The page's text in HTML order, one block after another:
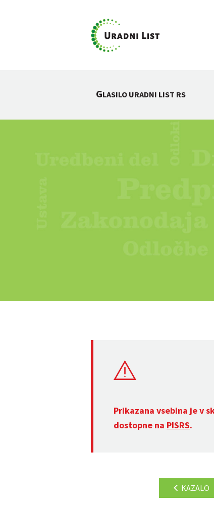
GLASILO URADNI LIST RS
Prikazana vsebina je v
dostopne na PISRS.
KAZALO